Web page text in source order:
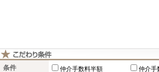
条件 仲介手数料半額 仲介手